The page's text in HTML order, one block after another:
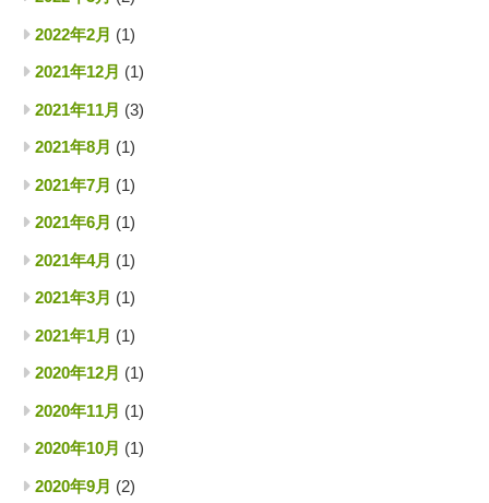
2022年2月 (1)
2021年12月 (1)
2021年11月 (3)
2021年8月 (1)
2021年7月 (1)
2021年6月 (1)
2021年4月 (1)
2021年3月 (1)
2021年1月 (1)
2020年12月 (1)
2020年11月 (1)
2020年10月 (1)
2020年9月 (2)